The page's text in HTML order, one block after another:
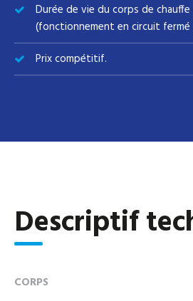
Durée de vie du corps de
(fonctionnement en circuit fermé
Prix compétitif.
Descriptif
CORPS